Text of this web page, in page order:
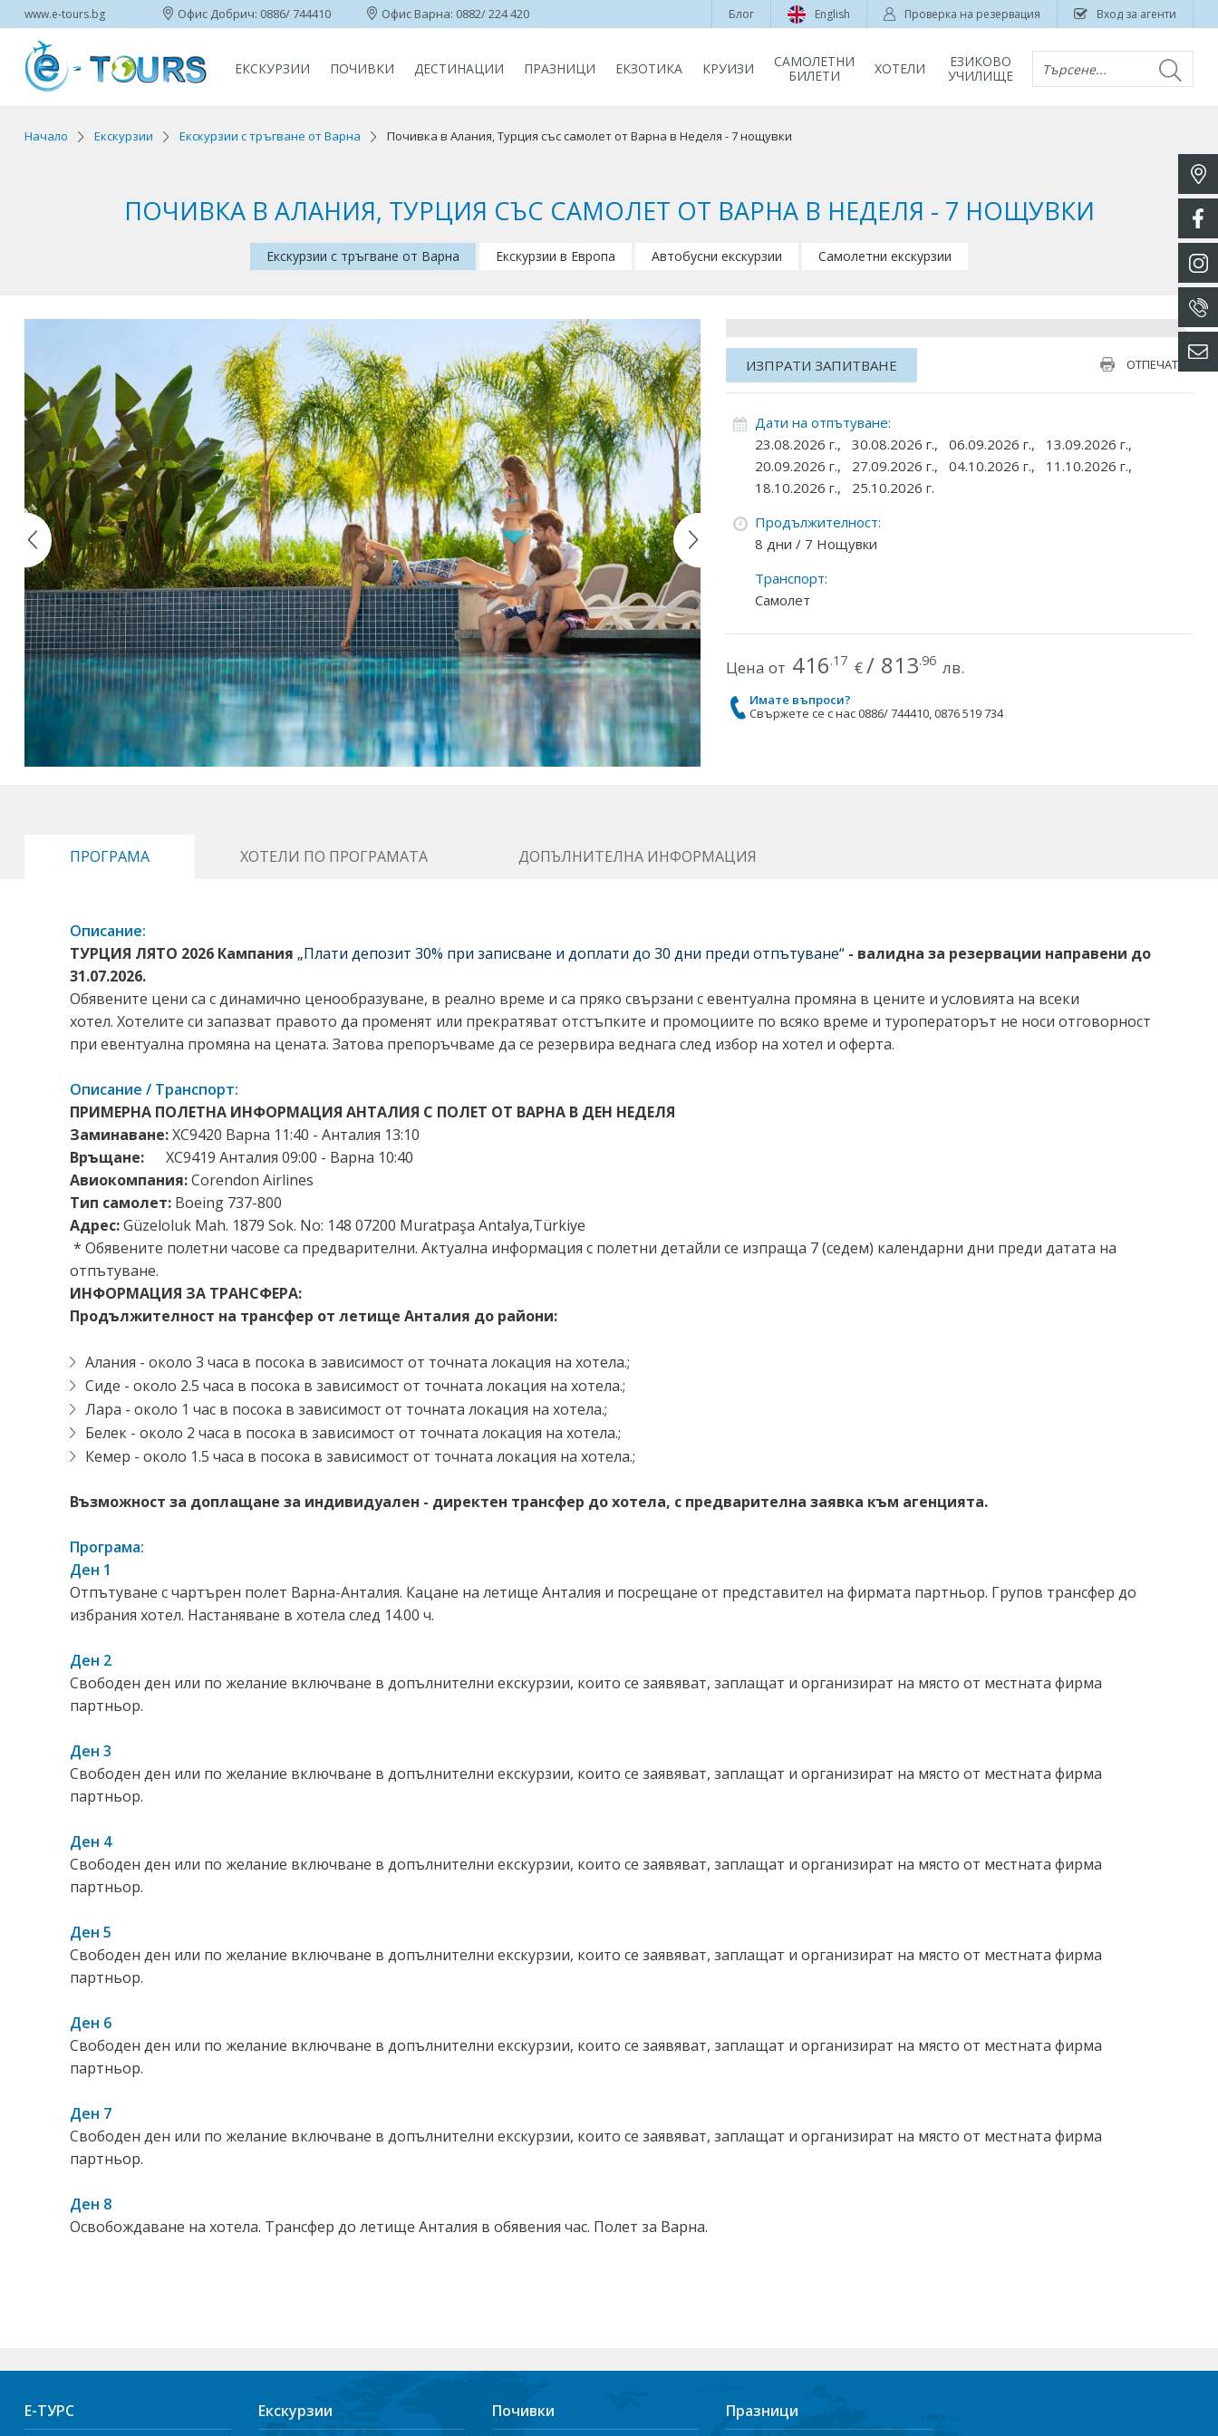
www.e-tours.bg Офис Добрич: 0886/ 744410 Офис Варна: 0882/ 224 420 Блог English Проверка на резервация Вход за агенти
ЕКСКУРЗИИ ПОЧИВКИ ДЕСТИНАЦИИ ПРАЗНИЦИ ЕКЗОТИКА КРУИЗИ
САМОЛЕТНИ
БИЛЕТИ
ХОТЕЛИ
ЕЗИКОВО
УЧИЛИЩЕ
Търсене...
Начало Екскурзии Екскурзии с тръгване от Варна Почивка в Алания, Турция със самолет от Варна в Неделя - 7 нощувки
ПОЧИВКА В АЛАНИЯ, ТУРЦИЯ СЪС САМОЛЕТ ОТ ВАРНА В НЕДЕЛЯ - 7 НОЩУВКИ
Екскурзии с тръгване от Варна Екскурзии в Европа Автобусни екскурзии Самолетни екскурзии
ИЗПРАТИ ЗАПИТВАНЕ ОТПЕЧАТАЙ
Дати на отпътуване:
23.08.2026 г.,30.08.2026 г.,06.09.2026 г., 13.09.2026 г.,
20.09.2026 г., 27.09.2026 г.,04.10.2026 г., 11.10.2026 г.,
18.10.2026 г., 25.10.2026 г.
Продължителност:
8 дни / 7 Нощувки
Транспорт:
Самолет
Цена от 416.17 €/ 813.96 лв.
Имате въпроси?
Свържете се с нас 0886/ 744410, 0876 519 734
ПРОГРАМА ХОТЕЛИ ПО ПРОГРАМАТА ДОПЪЛНИТЕЛНА ИНФОРМАЦИЯ
Описание:
ТУРЦИЯ ЛЯТО 2026 Кампания „Плати депозит 30% при записване и доплати до 30 дни преди отпътуване“ - валидна за резервации направени до
31.07.2026.
Обявените цени са с динамично ценообразуване, в реално време и са пряко свързани с евентуална промяна в цените и условията на всеки
хотел. Хотелите си запазват правото да променят или прекратяват отстъпките и промоциите по всяко време и туроператорът не носи отговорност
при евентуална промяна на цената. Затова препоръчваме да се резервира веднага след избор на хотел и оферта.
Описание / Транспорт:
ПРИМЕРНА ПОЛЕТНА ИНФОРМАЦИЯ АНТАЛИЯ С ПОЛЕТ ОТ ВАРНА В ДЕН НЕДЕЛЯ
Заминаване:XC9420 Варна 11:40 - Анталия 13:10
Връщане:
XC9419 Анталия 09:00 - Варна 10:40
Авиокомпания:Corendon Airlines
Тип самолет: Boeing 737-800
Адрес:Güzeloluk Mah. 1879 Sok. No: 148 07200 Muratpaşa Antalya,Türkiye
* Обявените полетни часове са предварителни. Актуална информация с полетни детайли се изпраща 7 (седем) календарни дни преди датата на
отпътуване.
ИНФОРМАЦИЯ ЗА ТРАНСФЕРА:
Продължителност на трансфер от летище Анталия до райони:
Алания - около 3 часа в посока в зависимост от точната локация на хотела.;
Сиде - около 2.5 часа в посока в зависимост от точната локация на хотела.;
Лара - около 1 час в посока в зависимост от точната локация на хотела.;
Белек - около 2 часа в посока в зависимост от точната локация на хотела.;
Кемер - около 1.5 часа в посока в зависимост от точната локация на хотела.;
Възможност за доплащане за индивидуален - директен трансфер до хотела, с предварителна заявка към агенцията.
Програма:
Ден 1
Отпътуване с чартърен полет Варна-Анталия. Кацане на летище Анталия и посрещане от представител на фирмата партньор. Групов трансфер до
избрания хотел. Настаняване в хотела след 14.00 ч.
Ден 2
Свободен ден или по желание включване в допълнителни екскурзии, които се заявяват, заплащат и организират на място от местната фирма
партньор.
Ден 3
Свободен ден или по желание включване в допълнителни екскурзии, които се заявяват, заплащат и организират на място от местната фирма
партньор.
Ден 4
Свободен ден или по желание включване в допълнителни екскурзии, които се заявяват, заплащат и организират на място от местната фирма
партньор.
Ден 5
Свободен ден или по желание включване в допълнителни екскурзии, които се заявяват, заплащат и организират на място от местната фирма
партньор.
Ден 6
Свободен ден или по желание включване в допълнителни екскурзии, които се заявяват, заплащат и организират на място от местната фирма
партньор.
Ден 7
Свободен ден или по желание включване в допълнителни екскурзии, които се заявяват, заплащат и организират на място от местната фирма
партньор.
Ден 8
Освобождаване на хотела. Трансфер до летище Анталия в обявения час. Полет за Варна.
Е-ТУРС Екскурзии Почивки Празници